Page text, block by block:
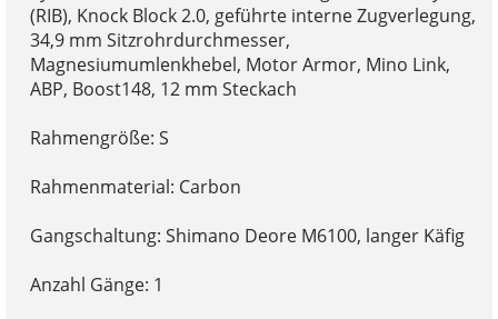
(RIB), Knock Block 2.0, geführte interne Zugverlegung,
34,9 mm Sitzrohrdurchmesser,
Magnesiumumlenkhebel, Motor Armor, Mino Link,
ABP, Boost148, 12 mm Steckach
Rahmengröße: S
Rahmenmaterial: Carbon
Gangschaltung: Shimano Deore M6100, langer Käfig
Anzahl Gänge: 1